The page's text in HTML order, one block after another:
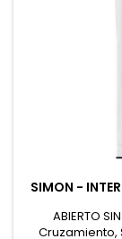
SIMON -
ABIERTO
Cruzamiento,